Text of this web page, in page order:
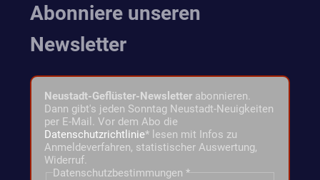
Abonniere unseren
Newsletter
Neustadt-Geflüster-Newsletter abonnieren.
Dann gibt's jeden Sonntag Neustadt-Neuigkeiten
per E-Mail. Vor dem Abo die
Datenschutzrichtlinie* lesen mit Infos zu
Anmeldeverfahren, statistischer Auswertung,
Widerruf.
Datenschutzbestimmungen *